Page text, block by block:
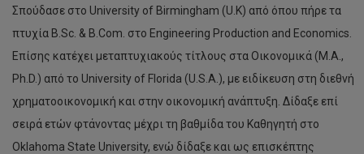
Σπούδασε στο University of Birmingham (U.K) από όπου πήρε τα
πτυχία B.Sc. & B.Com. στο Engineering Production and Economics.
Επίσης κατέχει μεταπτυχιακούς τίτλους στα Οικονομικά (M.A.,
Ph.D.) από το University of Florida (U.S.A.), με ειδίκευση στη διεθνή
χρηματοοικονομική και στην οικονομική ανάπτυξη. Δίδαξε επί
σειρά ετών φτάνοντας μέχρι τη βαθμίδα του Καθηγητή στο
Oklahoma State University, ενώ δίδαξε και ως επισκέπτης